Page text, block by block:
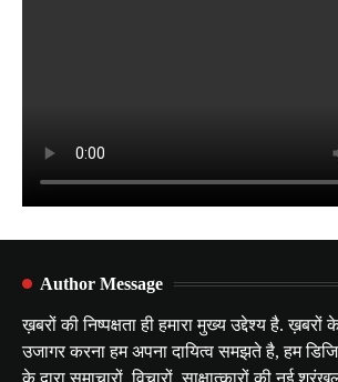
Author Message
ख़बरों की निष्पक्षता ही हमारा मुख्य उद्देश्य है.
उजागर करना हम अपना दायित्व समझते है, हम